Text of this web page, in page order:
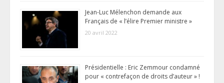
Jean-Luc Mélenchon demande aux
Français de « l’élire Premier ministre »
20 avril 2022
Présidentielle : Eric Zemmour condamné
pour « contrefaçon de droits d’auteur » !